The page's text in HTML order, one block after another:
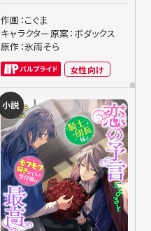
作画：こぐま
キャラクター原案：ボダックス
原作：氷雨そら
女性向け
小説